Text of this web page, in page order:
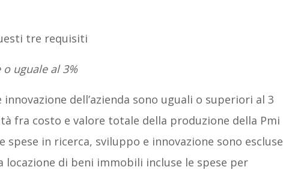
tre requisiti
uguale al 3%
dell’azienda sono uguali o superiori al 3
fra costo e valore totale della produzione della Pmi
spese in ricerca, sviluppo e innovazione sono escluse
locazione di beni immobili incluse le spese per